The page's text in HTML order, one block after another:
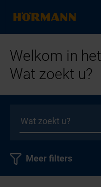
Welkom in
Wat zoekt u?
Meer filters